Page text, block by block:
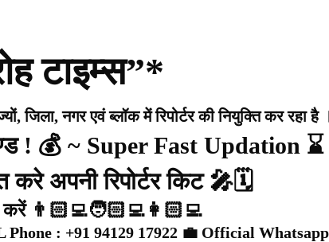
टाइम्स”*
नगर एवं ब्लॉक में रिपोर्टर की नियुक्ति कर रहा है
! 💰 ~ Super Fast Updation
करे अपनी रिपोर्टर किट 🎤🗓️
करें 👨🏻‍💻🧑🏻‍💻👩🏻‍💻
: +91 94129 17922 💼 Official